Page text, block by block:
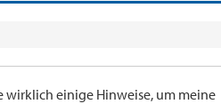
wirklich einige Hinweise, um meine